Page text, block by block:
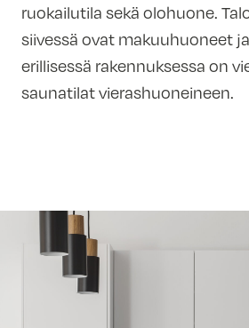
ruokailutila sekä olohuone.
siivessä ovat makuuhuoneet
erillisessä rakennuksessa on
saunatilat vierashuoneineen.